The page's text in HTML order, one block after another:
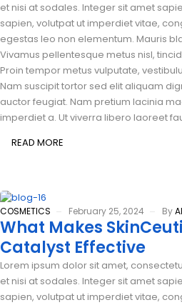
et nisi at sodales. Integer sit amet
sapien, volutpat ut imperdiet vitae,
egestas leo non elementum. Mauris
Vivamus pellentesque metus nisl,
Proin tempor metus vulputate,
Nam suscipit tortor sed elit aliquam
auctor feugiat. Nam pretium lacinia
imperdiet a. Ut viverra libero laoreet
READ MORE
COSMETICS February 25, 2024 By
What Makes
Catalyst Effective
Lorem ipsum dolor sit amet,
et nisi at sodales. Integer sit amet
sapien, volutpat ut imperdiet vitae,